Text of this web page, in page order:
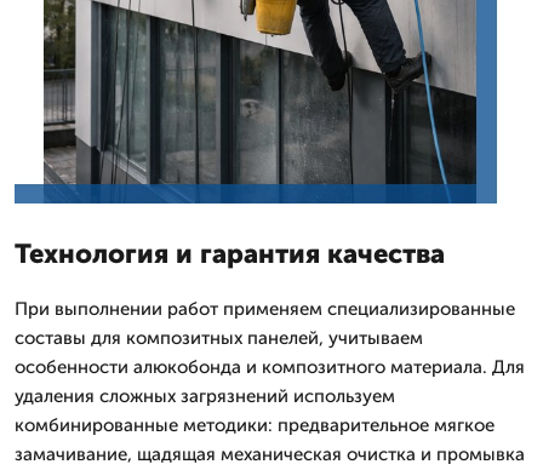
Технология и гарантия качества
При выполнении работ применяем специализированные
составы для композитных панелей, учитываем
особенности алюкобонда и композитного материала. Для
удаления сложных загрязнений используем
комбинированные методики: предварительное мягкое
замачивание, щадящая механическая очистка и промывка